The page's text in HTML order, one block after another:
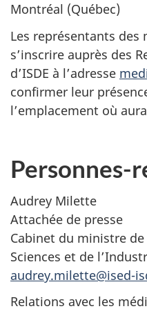
Montréal (Québec)
Les représentants des
s’inscrire auprès des
d’ISDE à l’adresse
confirmer leur
l’emplacement où
Personnes-
Audrey Milette
Attachée de presse
Cabinet du ministre
Sciences et de
audrey.milette@ised-
Relations avec les